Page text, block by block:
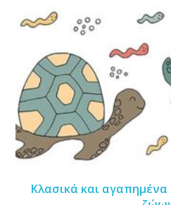
Κλασικά και